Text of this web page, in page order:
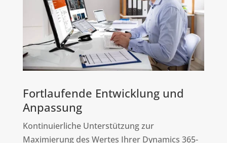
Fortlaufende Entwicklung und
Anpassung
Kontinuierliche Unterstützung zur
Maximierung des Wertes Ihrer Dynamics 365-